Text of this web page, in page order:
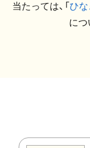
当たっては、「ひな
につ